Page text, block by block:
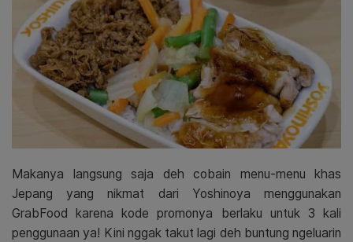
Makanya langsung saja deh cobain menu-menu khas
Jepang yang nikmat dari Yoshinoya menggunakan
GrabFood karena kode promonya berlaku untuk 3 kali
penggunaan ya! Kini nggak takut lagi deh buntung ngeluarin